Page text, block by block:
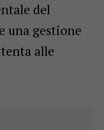
del
una gestione
alle